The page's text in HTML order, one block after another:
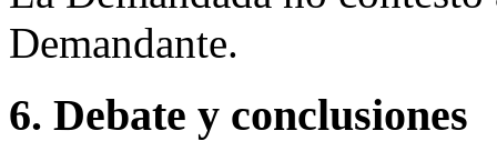
Demandante.
6. Debate y conclusiones